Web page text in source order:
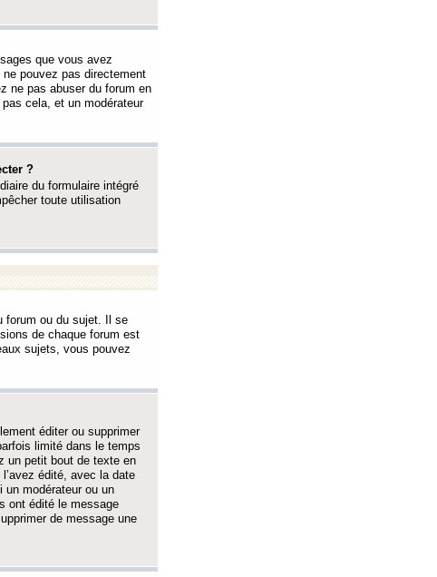
que vous avez
pouvez pas directement
ne pas abuser du forum en
cela, et un modérateur
?
du formulaire intégré
toute utilisation
forum ou du sujet. Il se
de chaque forum est
sujets, vous pouvez
éditer ou supprimer
limité dans le temps
un petit bout de texte en
édité, avec la date
un modérateur ou un
ont édité le message
de message une